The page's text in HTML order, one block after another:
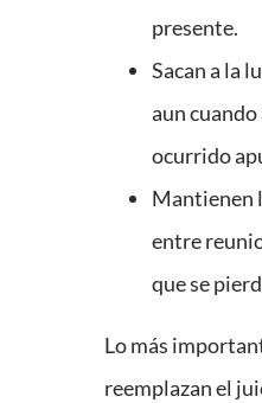
presente.
Sacan a la
aun cuando
ocurrido
Mantienen
entre
que se
Lo más
reemplazan el